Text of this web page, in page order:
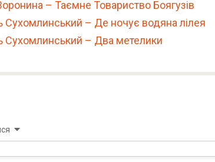
– Таємне Товариство Боягузів
Сухомлинський – Де ночує водяна лілея
Сухомлинський – Два метелики